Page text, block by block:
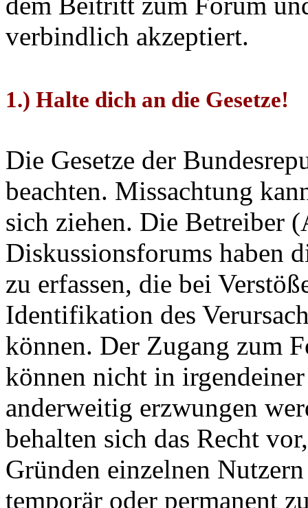
verbindlich akzeptiert.
1.) Halte dich an die Gesetze!
Die Gesetze der
beachten. Missachtung
sich ziehen. Die Betreiber
Diskussionsforums haben
zu erfassen, die bei
Identifikation des
können. Der Zugang zum
können nicht in
anderweitig erzwungen
behalten sich das Recht
Gründen einzelnen
temporär oder permanent